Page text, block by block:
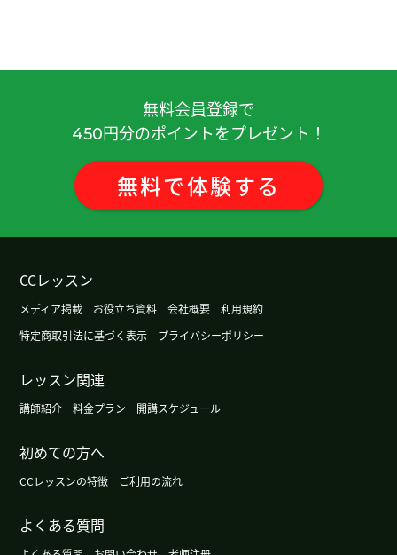
谢谢老师，下次见！
hana老师，谢谢您的课。下周为了帮助儿子搬家我
要回日本，所以不能上课。下次课见。
も時間を忘れて学ぶことができました。これから
もどうかよろしくお願いします。早くもうちょっと
喋れるようになりたいです。( 60代 男性 )
谢谢老师，明天见！
hana老师，谢谢您的课。我来中国来了三年半了。
今年春节我突然喜欢吃瓜子了。有机会我想挑战吃
谢谢老师，下次见！
無料会員登録で
450円分のポイントをプレゼント！
無料で体験する
CCレッスン
メディア掲載 お役立ち資料 会社概要
利用規約
特定商取引法に基づく表示
プライバシーポリシー
レッスン関連
講師紹介 料金プラン 開講スケジュール
初めての方へ
CCレッスンの特徴 ご利用の流れ
よくある質問